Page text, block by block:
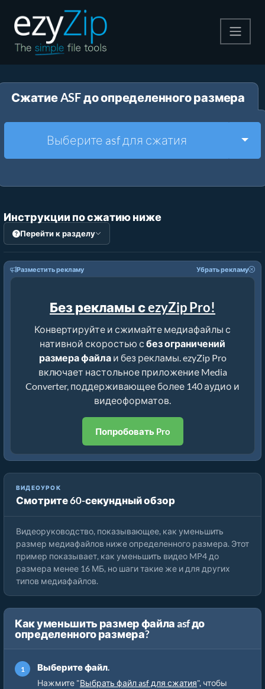
Pаспаковывайте
Другие инструменты
Сжатие ASF до определенного размера
Выберите asf для сжатия
Инструкции по сжатию ниже
Перейти к разделу
Разместить рекламу Убрать рекламу
Без рекламы с ezyZip Pro!
Конвертируйте и сжимайте медиафайлы с
нативной скоростью с без ограничений
размера файлаи без рекламы. ezyZip Pro
включает настольное приложение Media
Converter, поддерживающее более 140 аудио и
видеоформатов.
Попробовать Pro
ВИДЕОУРОК
Смотрите 60-секундный обзор
Как уменьшить MP4 до 16 МБ (Простое руководство)
Видеоруководство, показывающее, как уменьшить
размер медиафайлов ниже определенного размера. Этот
пример показывает, как уменьшить видео MP4 до
размера менее 16 МБ, но шаги такие же и для других
типов медиафайлов.
Как уменьшить размер файла asf до
определенного размера?
Выберите файл.
Нажмите "Выбрать файл asf для сжатия", чтобы